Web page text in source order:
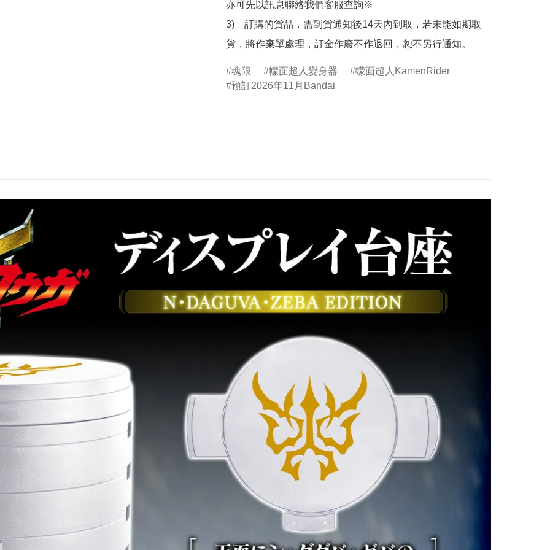
亦可先以訊息聯絡我們客服查詢※
3)　訂購的貨品，需到貨通知後14天內到取，若未能如期取
貨，將作棄單處理，訂金作廢不作退回，恕不另行通知。
魂限 幪面超人變身器
幪面超人KamenRider
預訂2026年11月Bandai